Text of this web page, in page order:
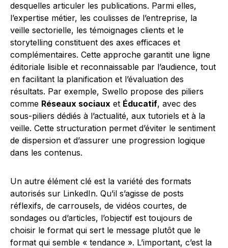
desquelles articuler les publications. Parmi elles,
l’expertise métier, les coulisses de l’entreprise, la
veille sectorielle, les témoignages clients et le
storytelling constituent des axes efficaces et
complémentaires. Cette approche garantit une ligne
éditoriale lisible et reconnaissable par l’audience, tout
en facilitant la planification et l’évaluation des
résultats. Par exemple, Swello propose des piliers
comme Réseaux sociaux et Éducatif, avec des
sous-piliers dédiés à l’actualité, aux tutoriels et à la
veille. Cette structuration permet d’éviter le sentiment
de dispersion et d’assurer une progression logique
dans les contenus.
Un autre élément clé est la variété des formats
autorisés sur LinkedIn. Qu’il s’agisse de posts
réflexifs, de carrousels, de vidéos courtes, de
sondages ou d’articles, l’objectif est toujours de
choisir le format qui sert le message plutôt que le
format qui semble « tendance ». L’important, c’est la